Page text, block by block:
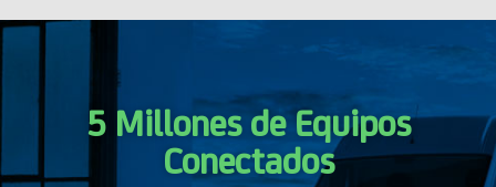
5 Millones de Equipos
Conectados